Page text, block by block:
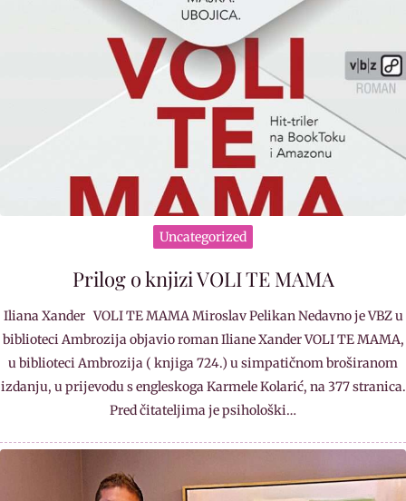
Uncategorized
Prilog o knjizi VOLI TE MAMA
Iliana Xander VOLI TE MAMA Miroslav Pelikan Nedavno je VBZ u
biblioteci Ambrozija objavio roman Iliane Xander VOLI TE MAMA,
u biblioteci Ambrozija ( knjiga 724.) u simpatičnom broširanom
izdanju, u prijevodu s engleskoga Karmele Kolarić, na 377 stranica.
Pred čitateljima je psihološki…